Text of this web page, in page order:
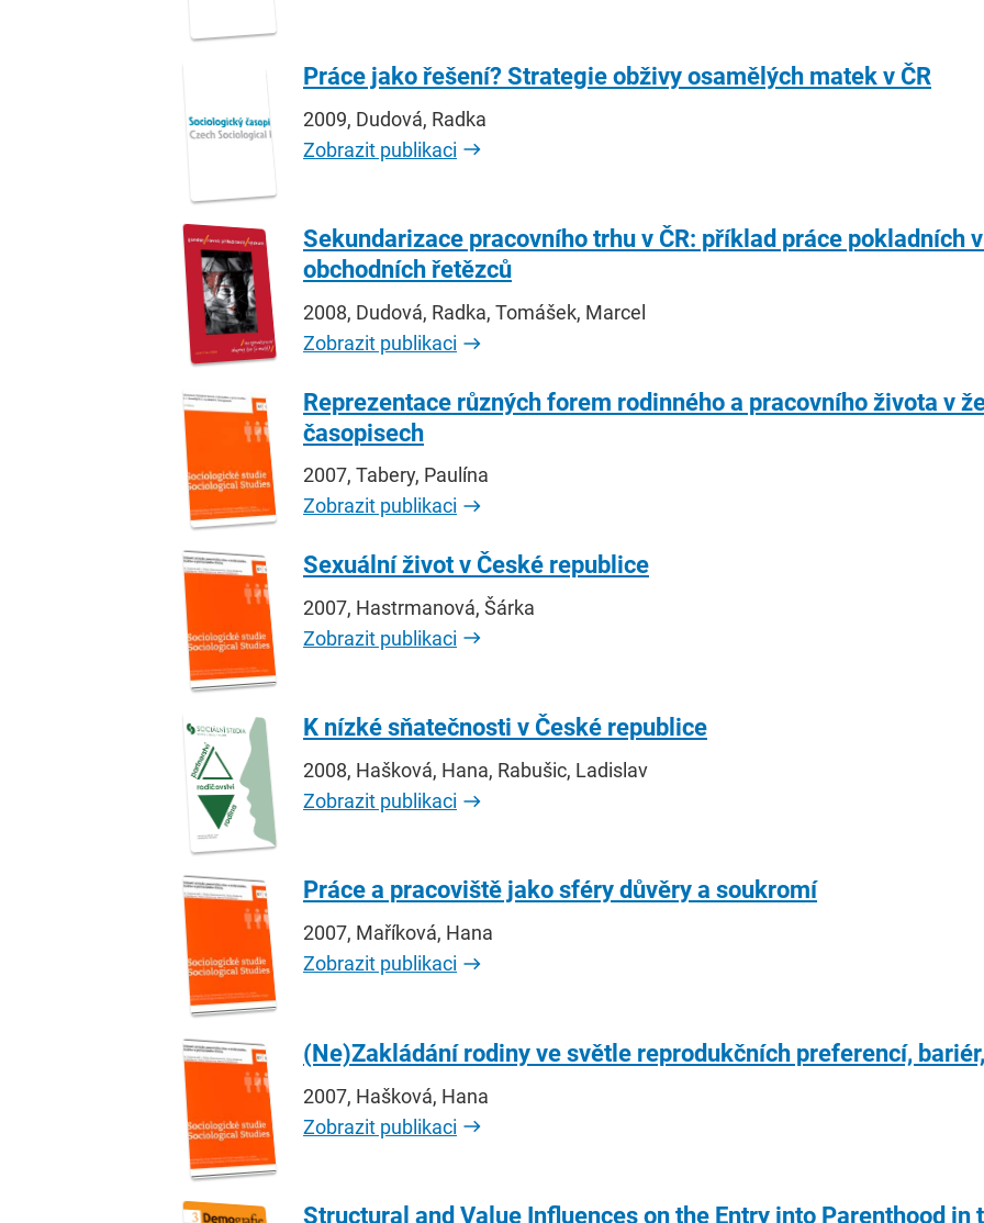
Práce jako řešení? Strategie obživy osamělých matek v ČR
2009, Dudová, Radka
Zobrazit publikaci
Sekundarizace pracovního trhu v ČR: příklad práce pokladních
obchodních řetězců
2008, Dudová, Radka, Tomášek, Marcel
Zobrazit publikaci
Reprezentace různých forem rodinného a pracovního života v
časopisech
2007, Tabery, Paulína
Zobrazit publikaci
Sexuální život v České republice
2007, Hastrmanová, Šárka
Zobrazit publikaci
K nízké sňatečnosti v České republice
2008, Hašková, Hana, Rabušic, Ladislav
Zobrazit publikaci
Práce a pracoviště jako sféry důvěry a soukromí
2007, Maříková, Hana
Zobrazit publikaci
(Ne)Zakládání rodiny ve světle reprodukčních preferencí,
2007, Hašková, Hana
Zobrazit publikaci
Structural and Value Influences on the Entry into Parenthood in